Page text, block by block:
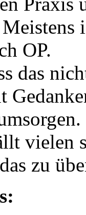
OP.
das
vielen
zu